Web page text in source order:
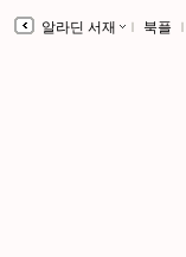
알라딘 서재 ｌ 북플 ｌ